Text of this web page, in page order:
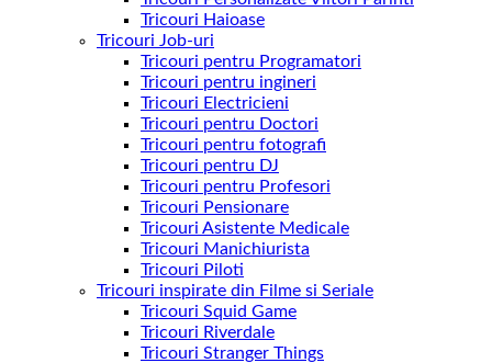
Tricouri Haioase
Tricouri Job-uri
Tricouri pentru Programatori
Tricouri pentru ingineri
Tricouri Electricieni
Tricouri pentru Doctori
Tricouri pentru fotografi
Tricouri pentru DJ
Tricouri pentru Profesori
Tricouri Pensionare
Tricouri Asistente Medicale
Tricouri Manichiurista
Tricouri Piloti
Tricouri inspirate din Filme si Seriale
Tricouri Squid Game
Tricouri Riverdale
Tricouri Stranger Things